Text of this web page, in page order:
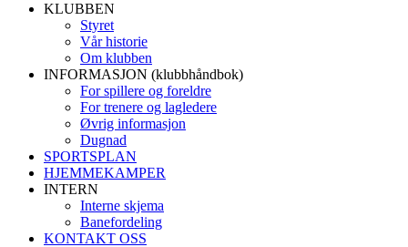
KLUBBEN
Styret
Vår historie
Om klubben
INFORMASJON (klubbhåndbok)
For spillere og foreldre
For trenere og lagledere
Øvrig informasjon
Dugnad
SPORTSPLAN
HJEMMEKAMPER
INTERN
Interne skjema
Banefordeling
KONTAKT OSS